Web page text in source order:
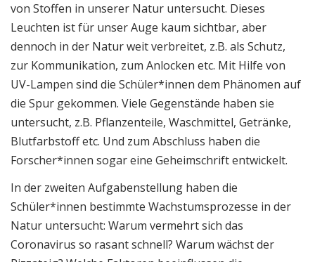
von Stoffen in unserer Natur untersucht. Dieses
Leuchten ist für unser Auge kaum sichtbar, aber
dennoch in der Natur weit verbreitet, z.B. als Schutz,
zur Kommunikation, zum Anlocken etc. Mit Hilfe von
UV-Lampen sind die Schüler*innen dem Phänomen auf
die Spur gekommen. Viele Gegenstände haben sie
untersucht, z.B. Pflanzenteile, Waschmittel, Getränke,
Blutfarbstoff etc. Und zum Abschluss haben die
Forscher*innen sogar eine Geheimschrift entwickelt.
In der zweiten Aufgabenstellung haben die
Schüler*innen bestimmte Wachstumsprozesse in der
Natur untersucht: Warum vermehrt sich das
Coronavirus so rasant schnell? Warum wächst der